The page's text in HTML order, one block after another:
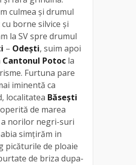
culmea și drumul
borne silvice și
la SV spre drumul
– Odești, suim apoi
Cantonul Potoc la
Furtuna pare
iminentă ca
localitatea Băsești
de marea
a norilor negri-suri
simțirăm in
picăturile de ploaie
de briza dupa-